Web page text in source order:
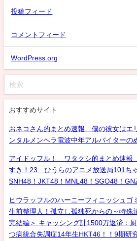
投稿フィード
コメントフィード
WordPress.org
おすすめサイト
おネコさん的まとめ速報 僕の彼女はエ
ンタルメンヘラ電波中年アルバイターの
アイドッフル！ ワタクシ的まとめ速
すき！23 ひうらのアニメ放送局101ち
SNH48！JKT48！MNL48！SGO48！
ヒウラッフルのハーニーフィニッシュゴ
生前整理人！孤立し孤独死からの～特殊
完結編＞ キャッシング計1500万返済：
つ病統合失調症14年生HKT46！！9期研